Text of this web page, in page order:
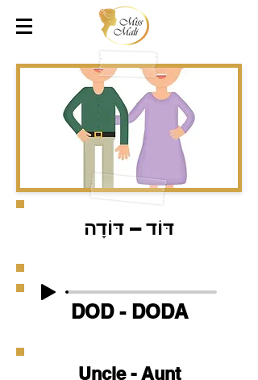
דּוֹד – דּוֹדָה
DOD - DODA
Uncle - Aunt